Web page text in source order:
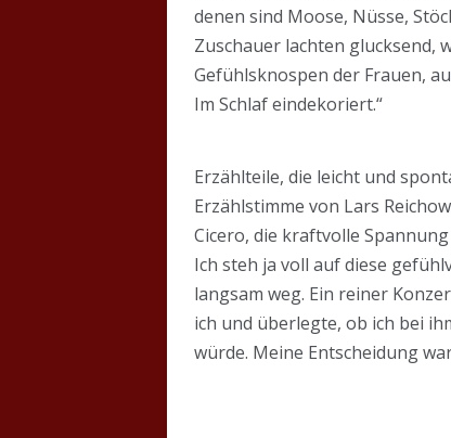
denen sind Moose, Nüsse,
Zuschauer lachten glucksend,
Gefühlsknospen der Frauen,
Im Schlaf eindekoriert.“
Erzählteile, die leicht und
Erzählstimme von Lars
Cicero, die kraftvolle
Ich steh ja voll auf diese
langsam weg. Ein reiner
ich und überlegte, ob ich bei
würde. Meine Entscheidung